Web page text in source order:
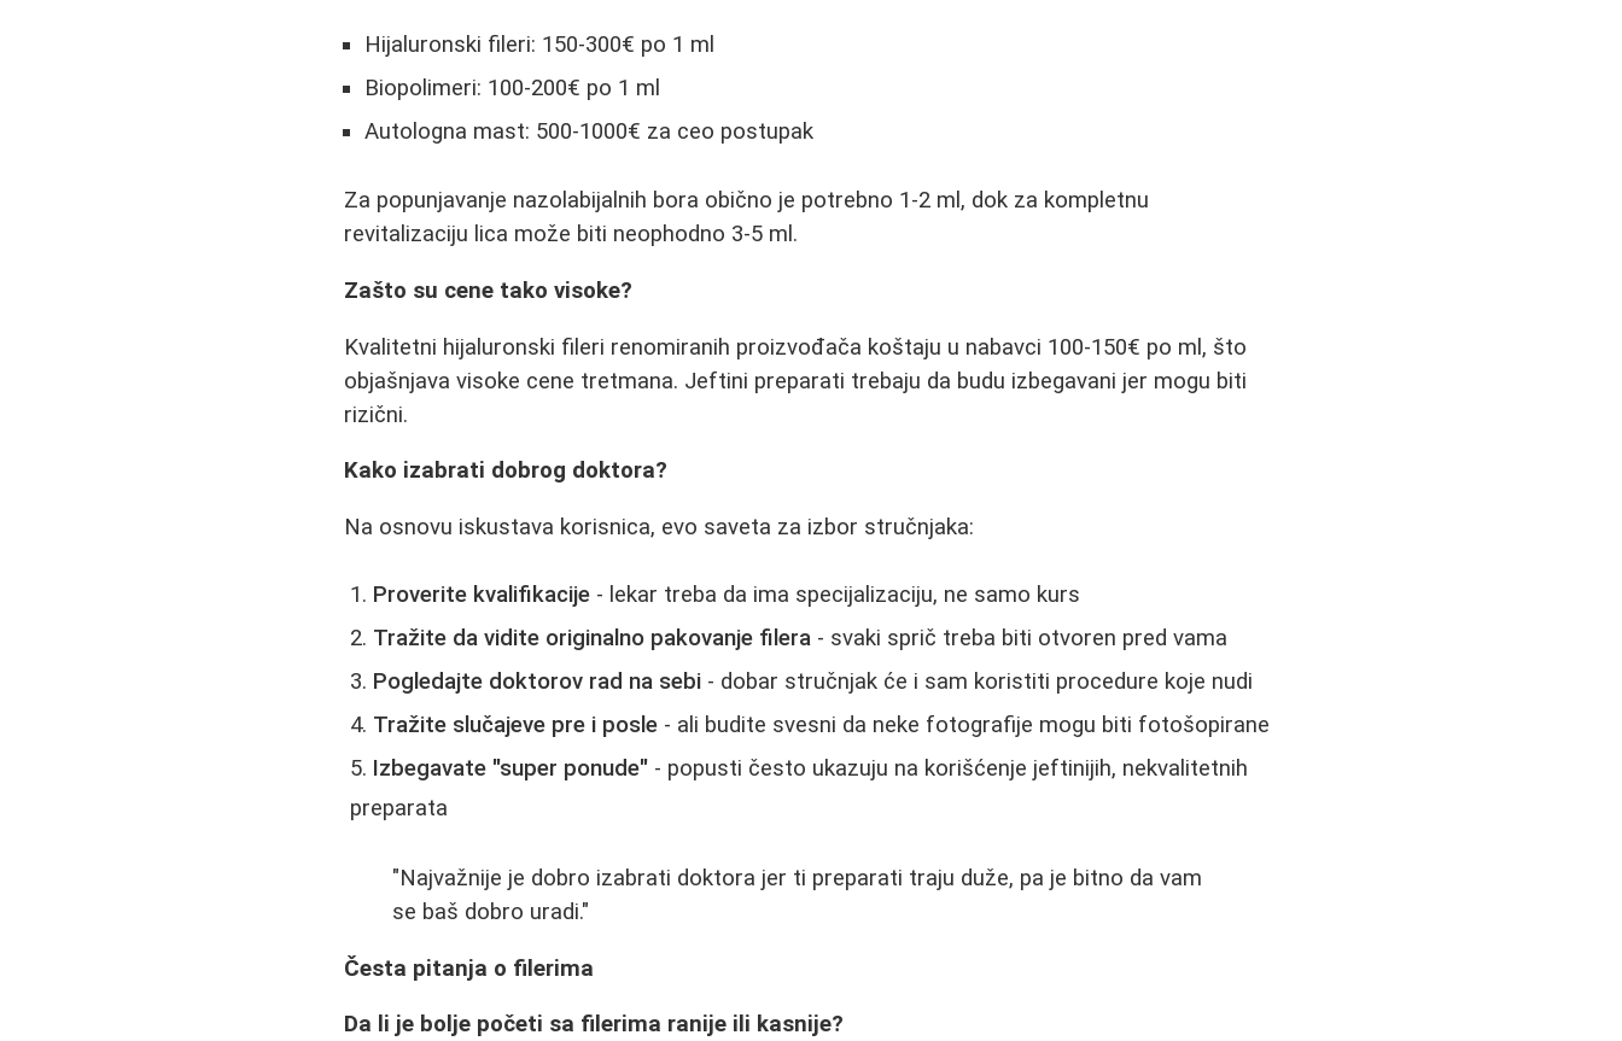
Hijaluronski fileri: 150-300€ po 1 ml
Biopolimeri: 100-200€ po 1 ml
Autologna mast: 500-1000€ za ceo postupak
Za popunjavanje nazolabijalnih bora obično je potrebno 1-2 ml, dok za kompletnu
revitalizaciju lica može biti neophodno 3-5 ml.
Zašto su cene tako visoke?
Kvalitetni hijaluronski fileri renomiranih proizvođača koštaju u nabavci 100-150€ po ml, što
objašnjava visoke cene tretmana. Jeftini preparati trebaju da budu izbegavani jer mogu biti
rizični.
Kako izabrati dobrog doktora?
Na osnovu iskustava korisnica, evo saveta za izbor stručnjaka:
Proverite kvalifikacije - lekar treba da ima specijalizaciju, ne samo kurs
Tražite da vidite originalno pakovanje filera - svaki sprič treba biti otvoren pred vama
Pogledajte doktorov rad na sebi - dobar stručnjak će i sam koristiti procedure koje nudi
Tražite slučajeve pre i posle - ali budite svesni da neke fotografije mogu biti fotošopirane
Izbegavate "super ponude" - popusti često ukazuju na korišćenje jeftinijih, nekvalitetnih
preparata
"Najvažnije je dobro izabrati doktora jer ti preparati traju duže, pa je bitno da vam
se baš dobro uradi."
Česta pitanja o filerima
Da li je bolje početi sa filerima ranije ili kasnije?